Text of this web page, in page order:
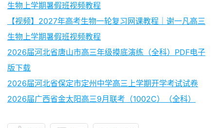
生物上学期暑假班视频教程
【视频】2027年高考生物一轮复习网课教程｜谢一凡高三
生物上学期暑假班视频教程
2026届河北省唐山市高三年级摸底演练（全科）PDF电子
版下载
2026届河北省保定市定州中学高三上学期开学考试试卷
2026届广西省金太阳高三9月联考（1002C）（全科）